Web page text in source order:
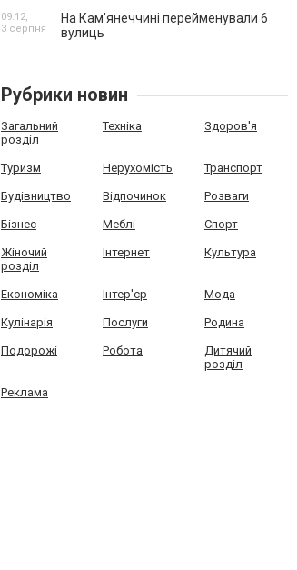
На Камʼянеччині перейменували 6
вулиць
09:12,
3 серпня
Рубрики новин
Загальний
розділ
Техніка Здоров'я
Туризм Нерухомість Транспорт
Будівництво Відпочинок Розваги
Бізнес Меблі Спорт
Жіночий
розділ
Інтернет Культура
Економіка Інтер'єр Мода
Кулінарія Послуги Родина
Подорожі Робота
Дитячий
розділ
Реклама